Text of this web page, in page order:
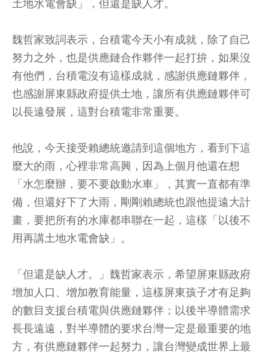
土地水電會缺」，但還是缺人才。
魏哲家致詞表示，台積電今天小有成就，除了自己
努力之外，也是供應鏈合作夥伴一起打拚，如果沒
有他們，台積電沒有這樣成就，感謝供應鏈夥伴，
也感謝屏東縣政府提供土地，讓所有供應鏈夥伴可
以長遠發展，這對台積電非常重要。
他說，今天接受賴總統邀請到這個地方，看到下這
麼大的雨，心裡非常高興，因為上個月他還在想
「水怎麼辦，要不要啟動水車」，其實一直都有準
備，但還好下了大雨，剛剛賴總統也跟他提遠大計
畫，要把所有的水庫都串聯在一起，這樣「以後不
用再講土地水電會缺」。
「但還是缺人才。」魏哲家表示，希望屏東縣政府
增加人口、增加教育能量，這樣屏東孩子才有足夠
的數目支援台積電與供應鏈夥伴；以後半導體需求
長長遠遠，對半導體的要求台灣一定是最重要的地
方，有供應鏈夥伴一起努力，讓台灣變成世界上最